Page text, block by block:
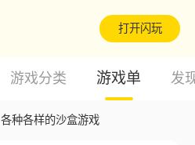
打开闪玩
游戏分类 游戏单 发
各种各样的沙盒游戏